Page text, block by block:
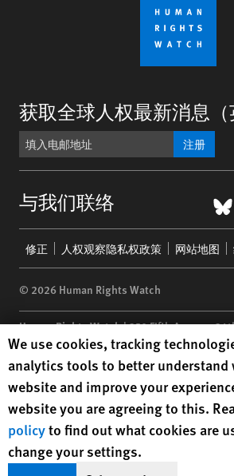
获取全球人权最新消息（
注册
与我们联络
menu
修正 人权观察隐私权政策 网站地图
© 2026 Human Rights Watch
Human Rights Watch| 350 Fifth Avenue,
10118-3299USA|t 1.212.290.4700
Human Rights Watchis a 501(C)(3)
under EIN: 13-2875808
Human Rights Watch cookie
We use cookies, tracking
analytics tools to better understand
website and improve your
website you are agreeing to this.
policyto find out what cookies are
change your settings.